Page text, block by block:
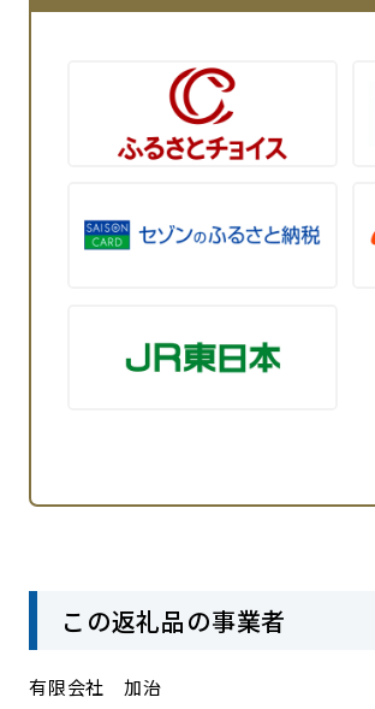
この返礼品の事業者
有限会社 加治